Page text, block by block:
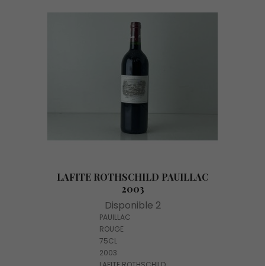
LAFITE ROTHSCHILD PAUILLAC
2003
Disponible 2
PAUILLAC
ROUGE
75CL
2003